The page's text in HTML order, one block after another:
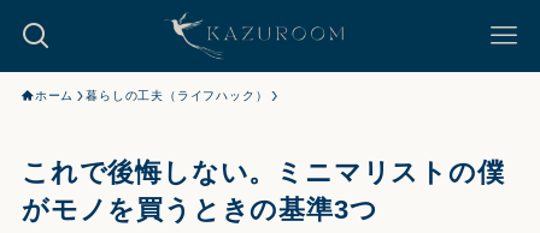
ホーム 暮らしの工夫（ライフハック）
これで後悔しない。ミニマリストの僕
がモノを買うときの基準3つ